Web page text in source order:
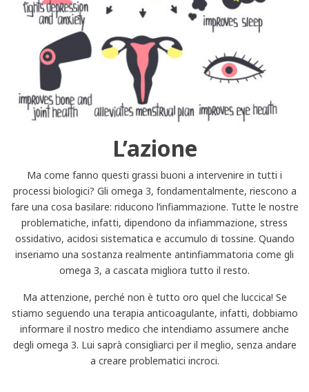
L’azione
Ma come fanno questi grassi buoni a intervenire in tutti i
processi biologici? Gli omega 3, fondamentalmente, riescono a
fare una cosa basilare: riducono l’infiammazione. Tutte le nostre
problematiche, infatti, dipendono da infiammazione, stress
ossidativo, acidosi sistematica e accumulo di tossine. Quando
inseriamo una sostanza realmente antinfiammatoria come gli
omega 3, a cascata migliora tutto il resto.
Ma attenzione, perché non è tutto oro quel che luccica! Se
stiamo seguendo una terapia anticoagulante, infatti, dobbiamo
informare il nostro medico che intendiamo assumere anche
degli omega 3. Lui saprà consigliarci per il meglio, senza andare
a creare problematici incroci.